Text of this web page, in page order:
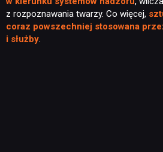
z rozpoznawania twarzy. Co więcej,
coraz powszechniej stosowana
i służby.